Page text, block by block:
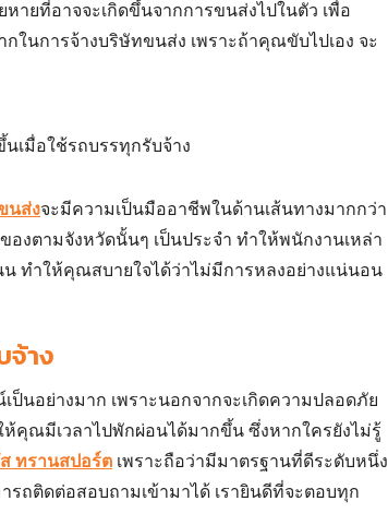
ายที่อาจจะเกิดขึ้นจากการขนส่งไปในตัว เพื่อ
นการจ้างบริษัทขนส่ง เพราะถ้าคุณขับไปเอง จะ
นส่งจะมีความเป็นมืออาชีพในด้านเส้นทางมากกว่า
องตามจังหวัดนั้นๆ เป็นประจำ ทำให้พนักงานเหล่า
ทำให้คุณสบายใจได้ว่าไม่มีการหลงอย่างแน่นอน
จ้าง
นอย่างมาก เพราะนอกจากจะเกิดความปลอดภัย
ห้คุณมีเวลาไปพักผ่อนได้มากขึ้น ซึ่งหากใครยังไม่รู้
ทรานสปอร์ต เพราะถือว่ามีมาตรฐานที่ดีระดับหนึ่ง
รถติดต่อสอบถามเข้ามาได้ เรายินดีที่จะตอบทุก